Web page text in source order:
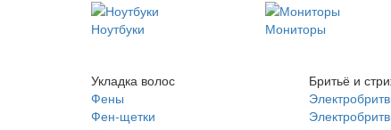
Ноутбуки Мониторы
Укладка волос
Фены
Фен-щетки
Бритьё и